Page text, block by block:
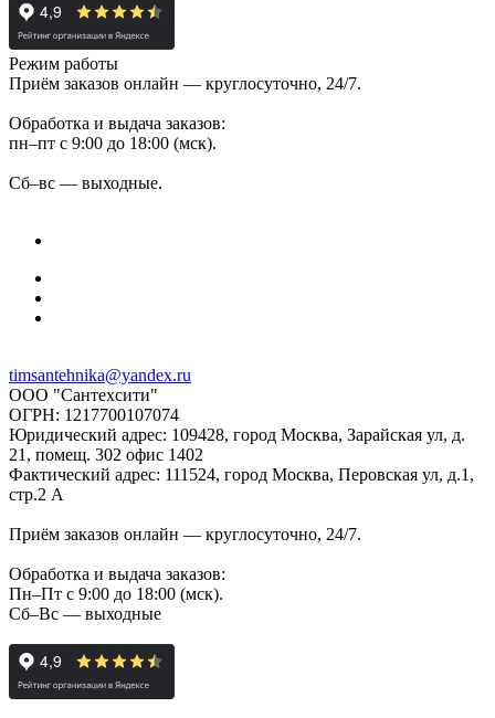
Режим работы
Приём заказов онлайн — круглосуточно, 24/7.
Обработка и выдача заказов:
пн–пт с 9:00 до 18:00 (мск).
Сб–вс — выходные.
timsantehnika@yandex.ru
ООО "Сантехсити"
ОГРН: 1217700107074
Юридический адрес: 109428, город Москва, Зарайская ул, д.
21, помещ. 302 офис 1402
Фактический адрес: 111524, город Москва, Перовская ул, д.1,
стр.2 А
Приём заказов онлайн — круглосуточно, 24/7.
Обработка и выдача заказов:
Пн–Пт с 9:00 до 18:00 (мск).
Сб–Вс — выходные